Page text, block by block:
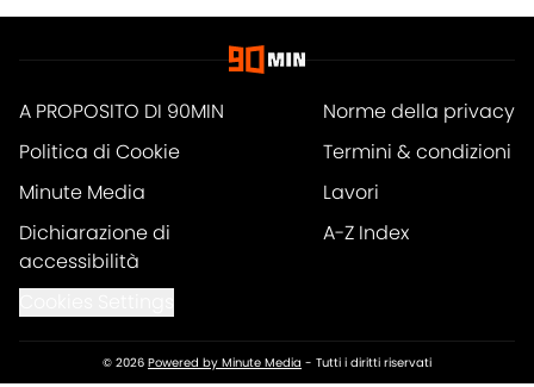
A PROPOSITO DI 90MIN
Norme della privacy
Politica di Cookie
Termini & condizioni
Minute Media
Lavori
Dichiarazione di
accessibilità
A-Z Index
© 2026 Powered by Minute Media - Tutti i diritti riservati